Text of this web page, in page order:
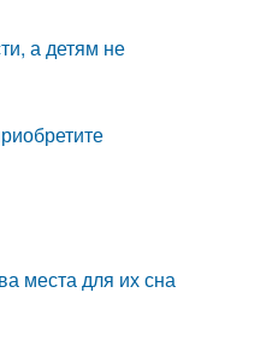
а детям не
места для их сна